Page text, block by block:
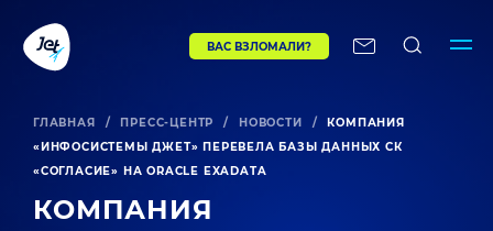
ВАС ВЗЛОМАЛИ?
ГЛАВНАЯ / ПРЕСС-ЦЕНТР / НОВОСТИ /
КОМПАНИЯ
«ИНФОСИСТЕМЫ ДЖЕТ» ПЕРЕВЕЛА БАЗЫ ДАННЫХ СК
«СОГЛАСИЕ» НА ORACLE EXADATA
КОМПАНИЯ